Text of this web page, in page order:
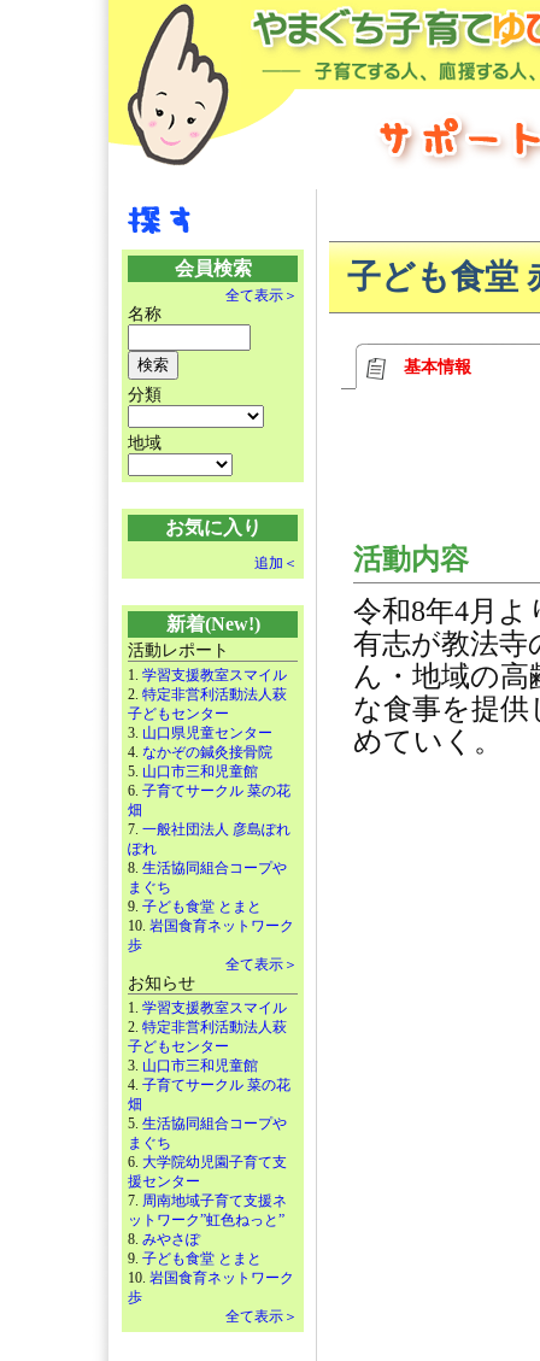
会員検索
全て表示＞
名称
分類
地域
お気に入り
追加＜
新着(New!)
活動レポート
1. 学習支援教室スマイル
2. 特定非営利活動法人萩
子どもセンター
3. 山口県児童センター
4. なかぞの鍼灸接骨院
5. 山口市三和児童館
6. 子育てサークル 菜の花
畑
7. 一般社団法人 彦島ぽれ
ぽれ
8. 生活協同組合コープや
まぐち
9. 子ども食堂 とまと
10. 岩国食育ネットワーク
歩
全て表示＞
お知らせ
1. 学習支援教室スマイル
2. 特定非営利活動法人萩
子どもセンター
3. 山口市三和児童館
4. 子育てサークル 菜の花
畑
5. 生活協同組合コープや
まぐち
6. 大学院幼児園子育て支
援センター
7. 周南地域子育て支援ネ
ットワーク”虹色ねっと”
8. みやさぽ
9. 子ども食堂 とまと
10. 岩国食育ネットワーク
歩
全て表示＞
子ども食堂
基本情報
活動内容
令和8年4月
有志が教法寺
ん・地域の
な食事を提供
めていく。